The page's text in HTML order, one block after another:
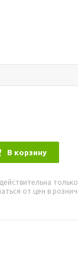
В корзину
от цен в